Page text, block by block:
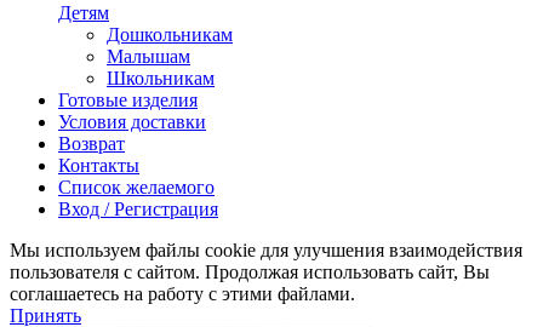
Детям
Дошкольникам
Малышам
Школьникам
Готовые изделия
Условия доставки
Возврат
Контакты
Список желаемого
Вход / Регистрация
Мы используем файлы cookie для улучшения взаимодействия
пользователя с сайтом. Продолжая использовать сайт, Вы
соглашаетесь на работу с этими файлами.
Принять